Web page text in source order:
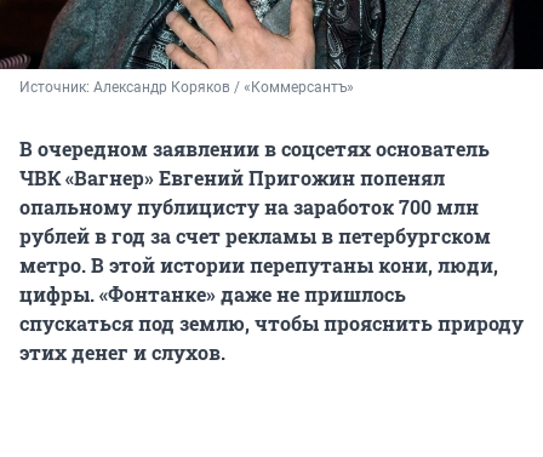
Источник: Александр Коряков / «Коммерсантъ»
В очередном заявлении в соцсетях основатель
ЧВК «Вагнер» Евгений Пригожин попенял
опальному публицисту на заработок 700 млн
рублей в год за счет рекламы в петербургском
метро. В этой истории перепутаны кони, люди,
цифры. «Фонтанке» даже не пришлось
спускаться под землю, чтобы прояснить природу
этих денег и слухов.